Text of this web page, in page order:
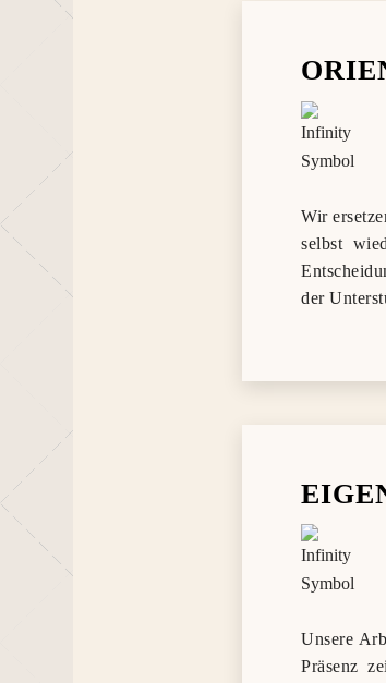
Wir
selbst
der
Unsere
Präsenz